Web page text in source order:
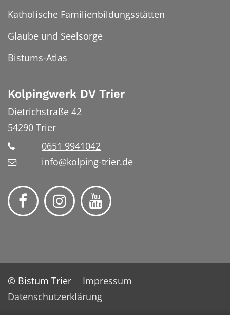
Katholische Familienbildungsstätten
Glaube und Seelsorge
Bistums-Atlas
Kolpingwerk DV Trier
Dietrichstraße 42
54290 Trier
0651 9941042
info@kolping-trier.de
© Bistum Trier
Impressum
Datenschutzerklärung